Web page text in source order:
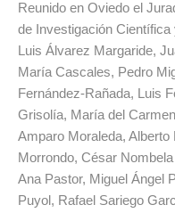
Reunido en Oviedo el
de Investigación
Luis Álvarez Margaride,
María Cascales, Pedro
Fernández-Rañada, Luis
Grisolía, María del
Amparo Moraleda,
Morrondo, César
Ana Pastor, Miguel Ángel
Puyol, Rafael Sariego